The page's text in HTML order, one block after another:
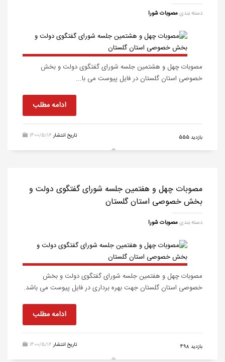
دسته بندیمصوبات شورا
مصوبات چهل و هشتمین جلسه شورای گفتگوی دولت و بخش
خصوصی استان گلستان در فایل پیوست می با...
ادامه مطلب
1400/5/16 تاریخ انتشار 555 بازدید
مصوبات چهل و هفتمین جلسه شورای گفتگوی دولت و
بخش خصوصی استان گلستان
دسته بندیمصوبات شورا
مصوبات چهل و هفتمین جلسه شورای گفتگوی دولت و بخش
خصوصی استان گلستان جهت بهره برداری در فایل پیوست می باشد.
ادامه مطلب
1400/5/16 تاریخ انتشار 498 بازدید